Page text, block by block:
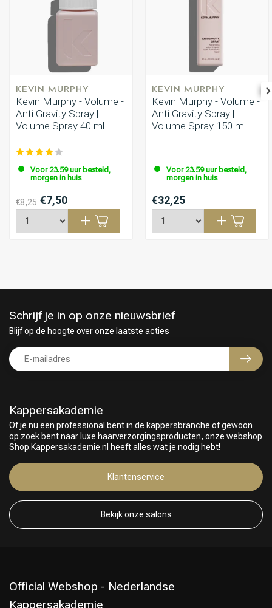
Keuze van onze Kappers
KEVIN MURPHY
Kevin Murphy - Volume -
Anti.Gravity Spray |
Volume Spray 40 ml
Voor 23.59 uur besteld,
morgen in huis
€8,25 €7,50
KEVIN MURPHY
Kevin Murphy - Volume -
Anti.Gravity Spray |
Volume Spray 150 ml
Voor 23.59 uur besteld,
morgen in huis
€32,25
Kappersakademie
Of je nu een professional bent in de kappersbranche of gewoon
op zoek bent naar luxe haarverzorgingsproducten, onze webshop
Shop.Kappersakademie.nl heeft alles wat je nodig hebt!
Klantenservice
Bekijk onze salons
Schrijf je in op onze nieuwsbrief
Blijf op de hoogte over onze laatste acties
Official Webshop - Nederlandse
Kappersakademie